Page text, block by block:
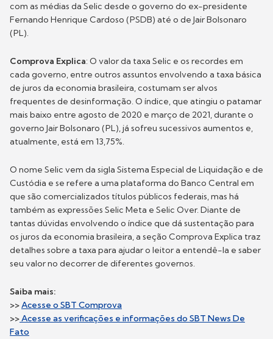
com as médias da Selic desde o governo do ex-presidente
Fernando Henrique Cardoso (PSDB) até o de Jair Bolsonaro
(PL).
Comprova Explica: O valor da taxa Selic e os recordes em
cada governo, entre outros assuntos envolvendo a taxa básica
de juros da economia brasileira, costumam ser alvos
frequentes de desinformação. O índice, que atingiu o patamar
mais baixo entre agosto de 2020 e março de 2021, durante o
governo Jair Bolsonaro (PL), já sofreu sucessivos aumentos e,
atualmente, está em 13,75%.
O nome Selic vem da sigla Sistema Especial de Liquidação e de
Custódia e se refere a uma plataforma do Banco Central em
que são comercializados títulos públicos federais, mas há
também as expressões Selic Meta e Selic Over. Diante de
tantas dúvidas envolvendo o índice que dá sustentação para
os juros da economia brasileira, a seção Comprova Explica traz
detalhes sobre a taxa para ajudar o leitor a entendê-la e saber
seu valor no decorrer de diferentes governos.
Saiba mais:
>>Acesse o SBT Comprova
>>Acesse as verificações e informações do SBT News De
Fato